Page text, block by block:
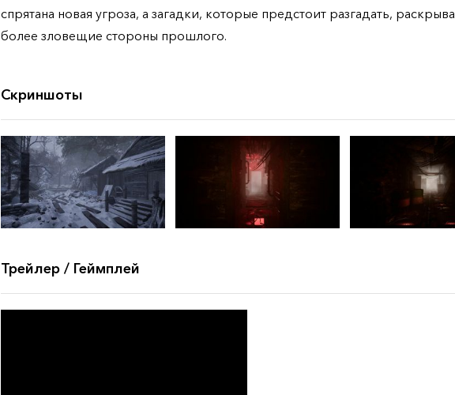
спрятана новая угроза, а загадки, которые предстоит разгадать,
более зловещие стороны прошлого.
Скриншоты
Трейлер / Геймплей